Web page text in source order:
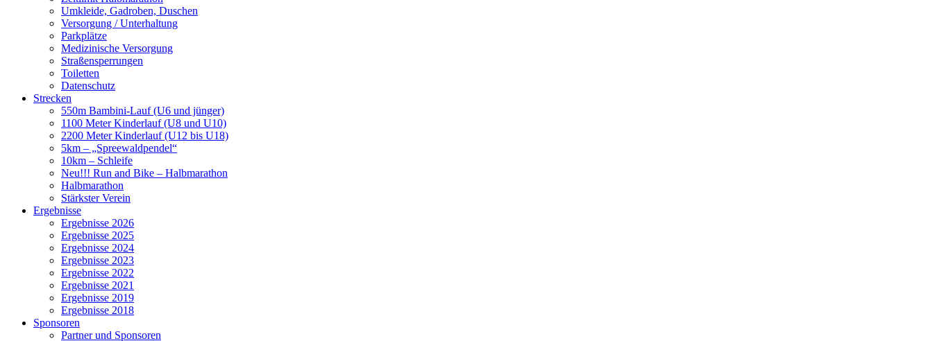
Umkleide, Gadroben, Duschen
Versorgung / Unterhaltung
Parkplätze
Medizinische Versorgung
Straßensperrungen
Toiletten
Datenschutz
Strecken
550m Bambini-Lauf (U6 und jünger)
1100 Meter Kinderlauf (U8 und U10)
2200 Meter Kinderlauf (U12 bis U18)
5km – „Spreewaldpendel“
10km – Schleife
Neu!!! Run and Bike – Halbmarathon
Halbmarathon
Stärkster Verein
Ergebnisse
Ergebnisse 2026
Ergebnisse 2025
Ergebnisse 2024
Ergebnisse 2023
Ergebnisse 2022
Ergebnisse 2021
Ergebnisse 2019
Ergebnisse 2018
Sponsoren
Partner und Sponsoren